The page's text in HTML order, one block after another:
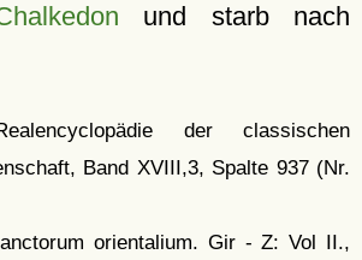
und starb nach
der classischen
Band XVIII,3, Spalte 937 (Nr.
orientalium. Gir - Z: Vol II.,